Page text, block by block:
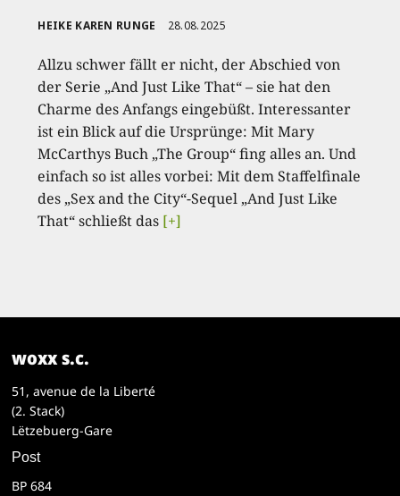
HEIKE KAREN RUNGE 28.08.2025
Allzu schwer fällt er nicht, der Abschied von
der Serie „And Just Like That“ – sie hat den
Charme des Anfangs eingebüßt. Interessanter
ist ein Blick auf die Ursprünge: Mit Mary
McCarthys Buch „The Group“ fing alles an. Und
einfach so ist alles vorbei: Mit dem Staffelfinale
des „Sex and the City“-Sequel „And Just Like
That“ schließt das [+]
woxx s.c.
51, avenue de la Liberté
(2. Stack)
Lëtzebuerg-Gare
Post
BP 684